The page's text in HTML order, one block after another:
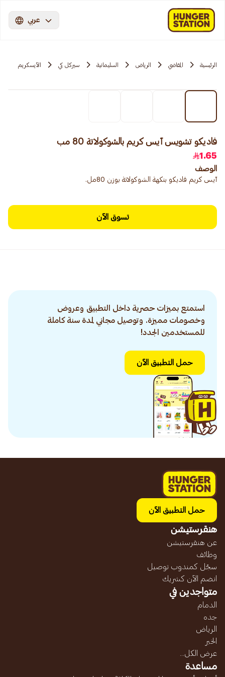
عربي
الرئيسية المقاضي الرياض السليمانية سيركل كي الآيسكريم
فاديكو تشويس آيس كريم بالشوكولاتة 80 مب
1.65
الوصف
آيس كريم فاديكو بنكهة الشوكولاتة بوزن 80مل.
تسوق الآن
استمتع بميزات حصرية داخل التطبيق وعروض
وخصومات مميزة. وتوصيل مجاني لمدة سنة كاملة
للمستخدمين الجدد!
حمل التطبيق الآن
حمل التطبيق الآن
هنقرستيشن
عن هنقرستيشن
وظائف
سجّل كمندوب توصيل
انضم الآن كشريك
متواجدين في
الدمام
جده
الرياض
الخبر
عرض الكل...
مساعدة